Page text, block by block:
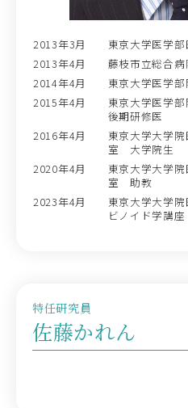
2013年3月
東京大学医学
2013年4月
藤枝市立総合
2014年4月
東京大学医学
2015年4月
東京大学医学
後期研修医
2016年4月
東京大学大学
室 大学院生
2020年4月
東京大学大学
室 助教
2023年4月
東京大学大学
ビノイド学講
特任研究員
佐藤かれん